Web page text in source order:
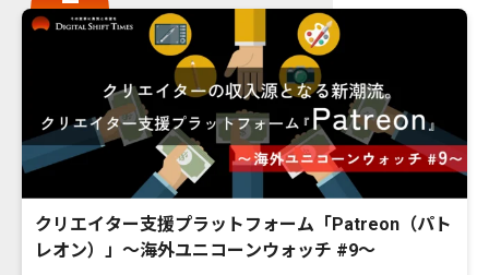
クリエイター支援プラットフォーム「Patreon（パト
レオン）」〜海外ユニコーンウォッチ #9〜